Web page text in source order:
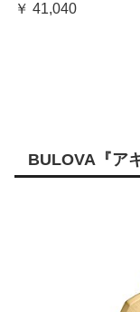
￥ 41,040
BULOVA『ア